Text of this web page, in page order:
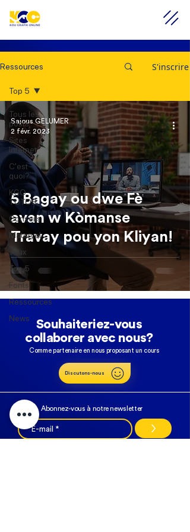
Ressources S'inscrire
Tous les
posts
Sites
Internet
C'est
quoi?
KGO
TUTOS
Conseils
Materyel
Jeux
Top 5
Fonts
Ressources
News
Top 5
5 Bagay ou dwe Fè
avan w Kòmanse
Travay pou yon Kliyan!
Sajous GELUMER
2 févr. 2023
Souhaiteriez-vous
collaborer avec nous?
Comme partenaire en nous proposant un cours
Discutons-nous
Abonnez-vous à notre newsletter
>